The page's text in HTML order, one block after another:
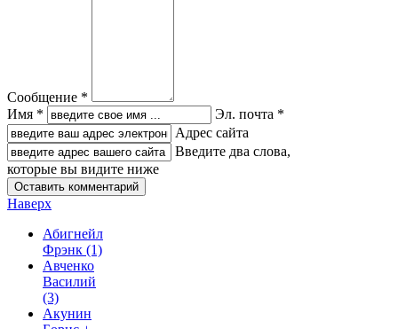
Сообщение *
Имя *
Эл. почта *
Адрес сайта
Введите два слова,
которые вы видите ниже
Наверх
Абигнейл
Фрэнк (1)
Авченко
Василий
(3)
Акунин